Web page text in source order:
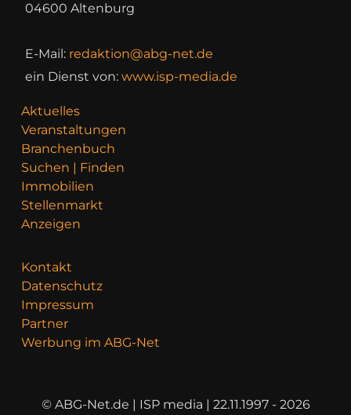
04600 Altenburg
E-Mail: redaktion@abg-net.de
ein Dienst von: www.isp-media.de
Aktuelles
Veranstaltungen
Branchenbuch
Suchen | Finden
Immobilien
Stellenmarkt
Anzeigen
Kontakt
Datenschutz
Impressum
Partner
Werbung im ABG-Net
© ABG-Net.de | ISP media | 22.11.1997 - 2026